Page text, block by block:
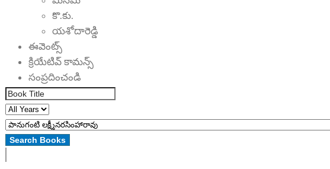
కొ.కు.
యశోదారెడ్డి
ఈవెంట్స్
క్రియేటివ్ కామన్స్
సంప్రదించండి